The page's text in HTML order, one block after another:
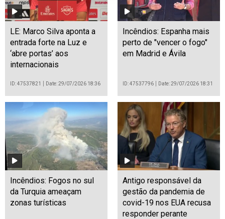
LE: Marco Silva aponta a
entrada forte na Luz e
‘abre portas’ aos
internacionais
ID: 47537821 Date: 29/07/2026 18:36
Incêndios: Espanha mais
perto de "vencer o fogo"
em Madrid e Ávila
ID: 47537796 Date: 29/07/2026 18:31
Incêndios: Fogos no sul
da Turquia ameaçam
zonas turísticas
Antigo responsável da
gestão da pandemia de
covid-19 nos EUA recusa
responder perante